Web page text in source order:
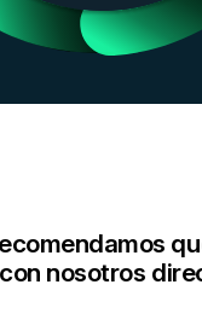
nosotros